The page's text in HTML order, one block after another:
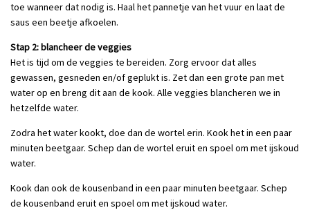
toe wanneer dat nodig is. Haal het pannetje van het vuur en laat de
saus een beetje afkoelen.
Stap 2: blancheer de veggies
Het is tijd om de veggies te bereiden. Zorg ervoor dat alles
gewassen, gesneden en/of geplukt is. Zet dan een grote pan met
water op en breng dit aan de kook. Alle veggies blancheren we in
hetzelfde water.
Zodra het water kookt, doe dan de wortel erin. Kook het in een paar
minuten beetgaar. Schep dan de wortel eruit en spoel om met ijskoud
water.
Kook dan ook de kousenband in een paar minuten beetgaar. Schep
de kousenband eruit en spoel om met ijskoud water.